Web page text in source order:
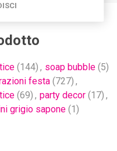
(144) , soap bubble (5)
festa (727) ,
(69) , party decor (17) ,
grigio sapone (1)